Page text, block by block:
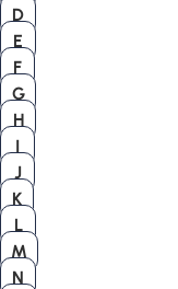
D
E
F
G
H
I
J
K
L
M
N